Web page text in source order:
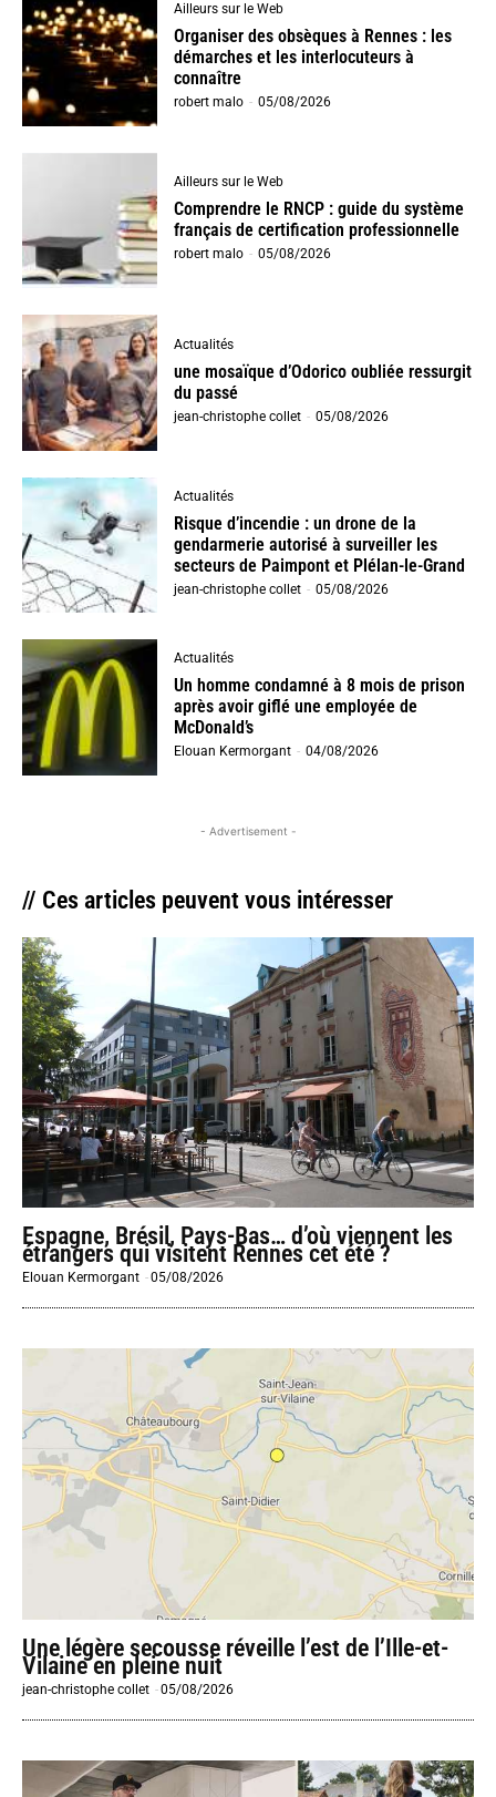
Ailleurs sur le Web
Organiser des obsèques à Rennes : les
démarches et les interlocuteurs à
connaître
robert malo - 05/08/2026
Ailleurs sur le Web
Comprendre le RNCP : guide du système
français de certification professionnelle
robert malo - 05/08/2026
Actualités
une mosaïque d’Odorico oubliée ressurgit
du passé
jean-christophe collet - 05/08/2026
Actualités
Risque d’incendie : un drone de la
gendarmerie autorisé à surveiller les
secteurs de Paimpont et Plélan-le-Grand
jean-christophe collet - 05/08/2026
Actualités
Un homme condamné à 8 mois de prison
après avoir giflé une employée de
McDonald’s
Elouan Kermorgant - 04/08/2026
- Advertisement -
// Ces articles peuvent vous intéresser
Espagne, Brésil, Pays-Bas… d’où viennent les
étrangers qui visitent Rennes cet été ?
Elouan Kermorgant -05/08/2026
Une légère secousse réveille l’est de l’Ille-et-
Vilaine en pleine nuit
jean-christophe collet -05/08/2026